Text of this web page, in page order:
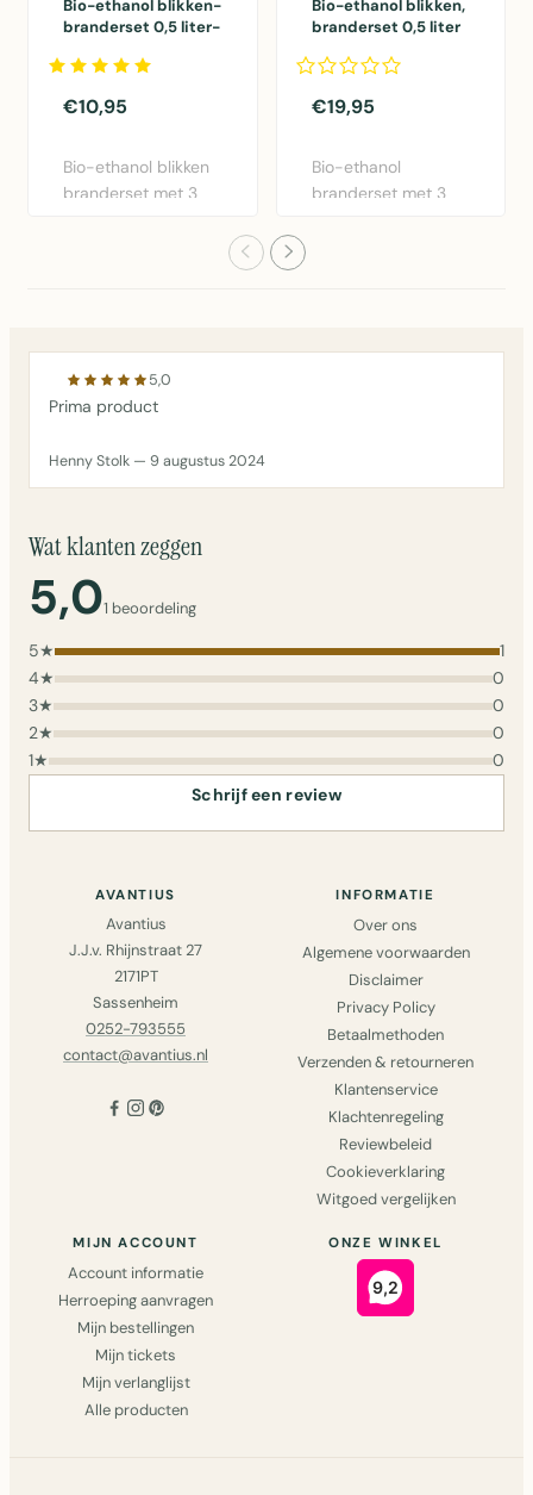
Bio-ethanol blikken-
branderset 0,5 liter-
€10,95
Bio-ethanol blikken
branderset met 3
Bio-ethanol blikken,
branderset 0,5 liter
€19,95
Bio-ethanol
branderset met 3
5,0
Prima product
Henny Stolk — 9 augustus 2024
Wat klanten zeggen
5,01 beoordeling
5★
1
4★
0
3★
0
2★
0
1★
0
Schrijf een review
AVANTIUS
Avantius
J.J.v. Rhijnstraat 27
2171PT
Sassenheim
0252-793555
contact@avantius.nl
INFORMATIE
Over ons
Algemene voorwaarden
Disclaimer
Privacy Policy
Betaalmethoden
Verzenden & retourneren
Klantenservice
Klachtenregeling
Reviewbeleid
Cookieverklaring
Witgoed vergelijken
MIJN ACCOUNT
Account informatie
Herroeping aanvragen
Mijn bestellingen
Mijn tickets
Mijn verlanglijst
Alle producten
ONZE WINKEL